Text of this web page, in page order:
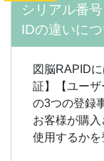
シリアル番
IDの違いに
図脳RAPID
証】【ユーザ
の3つの登録
お客様が購
使用するか